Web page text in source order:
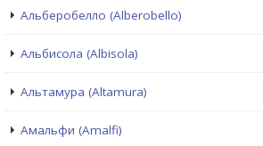
Альберобелло (Alberobello)
Альбисола (Albisola)
Альтамура (Altamura)
Амальфи (Amalfi)